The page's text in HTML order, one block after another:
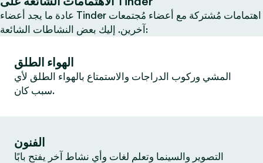
عادة ما يجد أعضاء Tinder اهتمامات مُشتركة مع أعضاء مُجتمعات
آخرين. إليك بعض النشاطات الشائعة:
الهواء الطلق
المشي وركوب الدراجات والاستمتاع بالهواء الطلق لأي
سبب كان.
الفنون
التصوير والسينما وتعلم لغات وأي نشاط آخر يفتح بابًا